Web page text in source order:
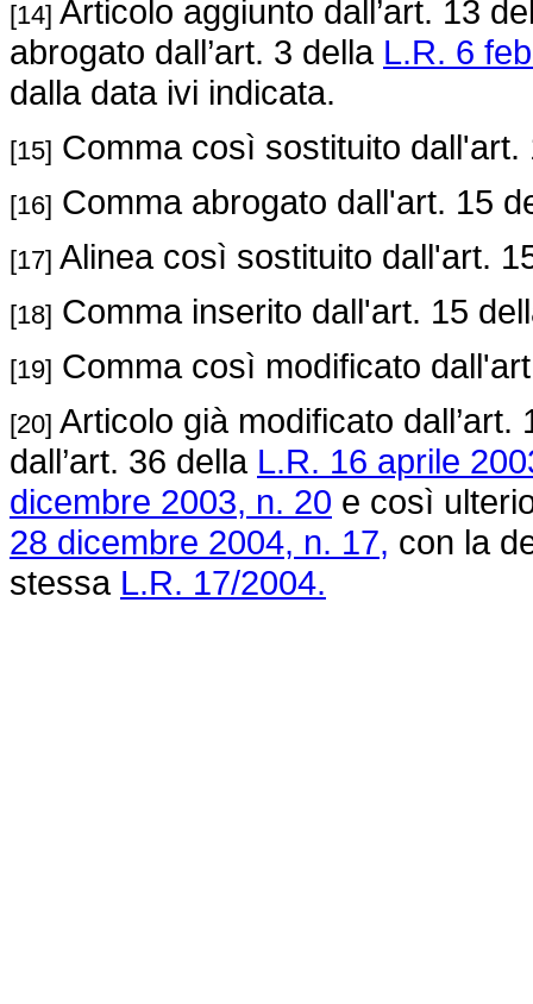
[14] Articolo aggiunto dall’art. 13
abrogato dall’art. 3 della L.R. 6
dalla data ivi indicata.
[15] Comma così sostituito
[16] Comma abrogato dall'art. 15
[17] Alinea così sostituito dall'art.
[18] Comma inserito dall'art. 15
[19] Comma così modificato
[20] Articolo già modificato dall’art.
dall’art. 36 della L.R. 16 aprile
dicembre 2003, n. 20 e così
28 dicembre 2004, n. 17, con la
stessa L.R. 17/2004.